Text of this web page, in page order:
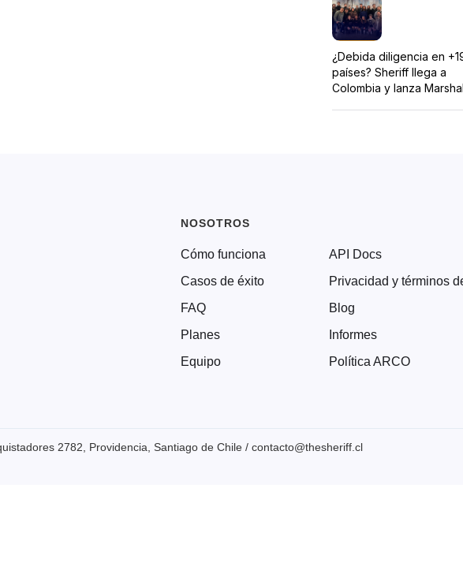
¿Debida diligencia en
países? Sheriff llega a
Colombia y lanza
NOSOTROS
Cómo funciona
Casos de éxito
FAQ
Planes
Equipo
API Docs
Privacidad y términos
Blog
Informes
Política ARCO
2782, Providencia, Santiago de Chile / contacto@thesheriff.cl